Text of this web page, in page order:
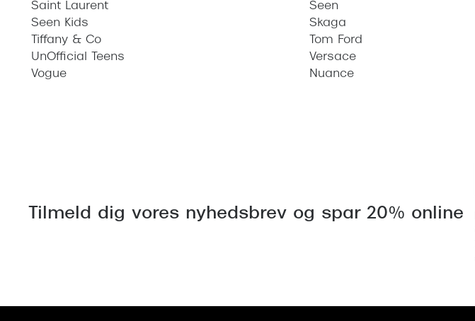
Saint Laurent
Seen
Seen Kids
Skaga
Tiffany & Co
Tom Ford
UnOfficial Teens
Versace
Vogue
Nuance
Tilmeld dig vores nyhedsbrev og spar 20% online